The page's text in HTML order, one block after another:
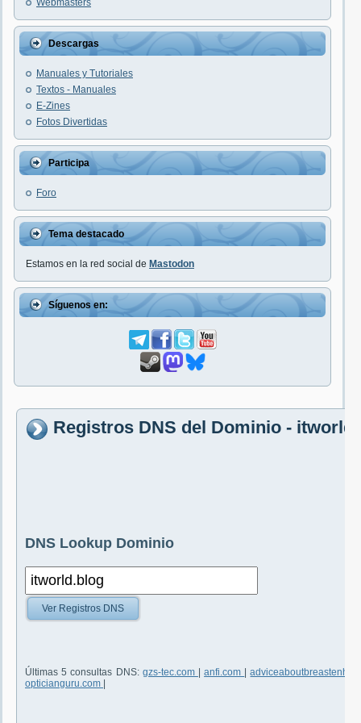
Webmasters
Descargas
Manuales y Tutoriales
Textos - Manuales
E-Zines
Fotos Divertidas
Participa
Foro
Tema destacado
Estamos en la red social de Mastodon
Síguenos en:
Registros DNS del Dominio -
DNS Lookup Dominio
Ver Registros DNS
Últimas 5 consultas DNS: gzs-tec.com |anfi.com |
opticianguru.com